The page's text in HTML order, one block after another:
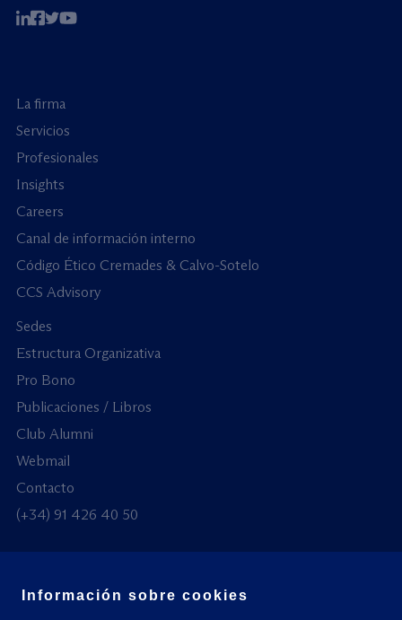
La firma
Servicios
Profesionales
Insights
Careers
Canal de información interno
Código Ético Cremades & Calvo-Sotelo
CCS Advisory
Sedes
Estructura Organizativa
Pro Bono
Publicaciones / Libros
Club Alumni
Webmail
Contacto
(+34) 91 426 40 50
© Todos los derechos reservados
Información sobre cookies